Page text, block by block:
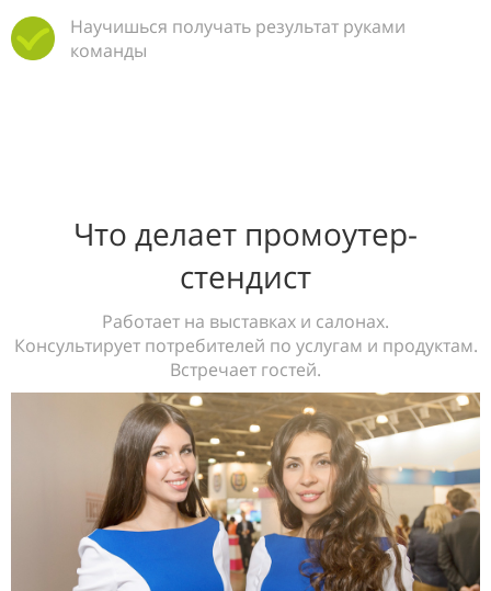
Научишься получать результат руками
команды
Что делает промоутер-
стендист
Работает на выставках и салонах.
Консультирует потребителей по услугам и продуктам.
Встречает гостей.